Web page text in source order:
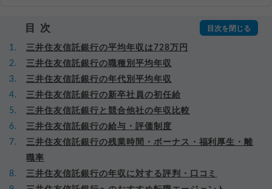
目次
三井住友信託銀行の平均年収は728万円
三井住友信託銀行の職種別平均年収
三井住友信託銀行の年代別平均年収
三井住友信託銀行の新卒社員の初任給
三井住友信託銀行と競合他社の年収比較
三井住友信託銀行の給与・評価制度
三井住友信託銀行の残業時間・ボーナス・福利厚生・離
職率
三井住友信託銀行の年収に対する評判・口コミ